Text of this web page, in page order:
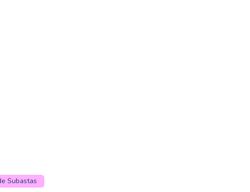
Subastas